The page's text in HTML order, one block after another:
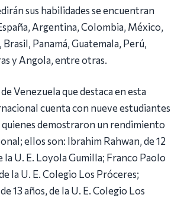
sus habilidades se encuentran
Argentina, Colombia, México,
Panamá, Guatemala, Perú,
y Angola, entre otras.
Venezuela que destaca en esta
cuenta con nueve estudiantes
demostraron un rendimiento
ellos son: Ibrahim Rahwan, de 12
la U. E. Loyola Gumilla; Franco Paolo
la U. E. Colegio Los Próceres;
13 años, de la U. E. Colegio Los